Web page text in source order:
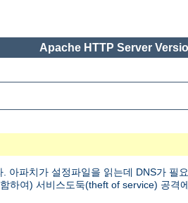
Apache HTTP Server
파치가 설정파일을 읽는데 DNS가 필
하여) 서비스도둑(theft of service) 공격